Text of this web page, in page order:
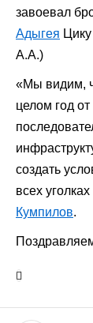
завоевал
Адыгея
А.А.)
«Мы видим,
целом год от
создать
всех
Кумпилов.